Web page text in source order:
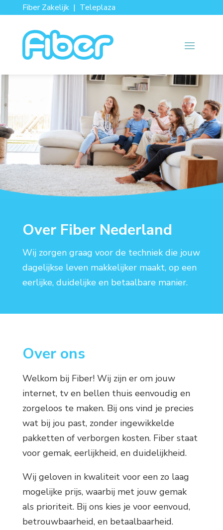
Fiber Zakelijk| Teleplaza
Over Fiber Nederland
Wij zorgen graag voor de techniek die jouw
dagelijkse leven makkelijker maakt, op een
eerlijke, duidelijke en betaalbare manier.
Over ons
Welkom bij Fiber! Wij zijn er om jouw
internet, tv en bellen thuis eenvoudig en
zorgeloos te maken. Bij ons vind je precies
wat bij jou past, zonder ingewikkelde
pakketten of verborgen kosten. Fiber staat
voor gemak, eerlijkheid, en duidelijkheid.
Wij geloven in kwaliteit voor een zo laag
mogelijke prijs, waarbij met jouw gemak
als prioriteit. Bij ons kies je voor eenvoud,
betrouwbaarheid, en betaalbaarheid.